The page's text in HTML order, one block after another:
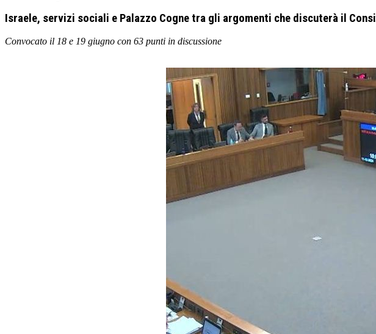
Israele, servizi sociali e Palazzo Cogne tra gli argomenti che discuterà il
Convocato il 18 e 19 giugno con 63 punti in discussione